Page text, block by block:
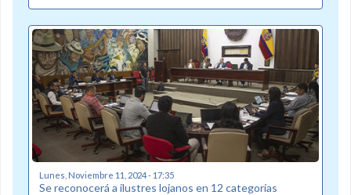
Lunes, Noviembre 11, 2024 - 17:35
Se reconocerá a ilustres lojanos en 12 categorías